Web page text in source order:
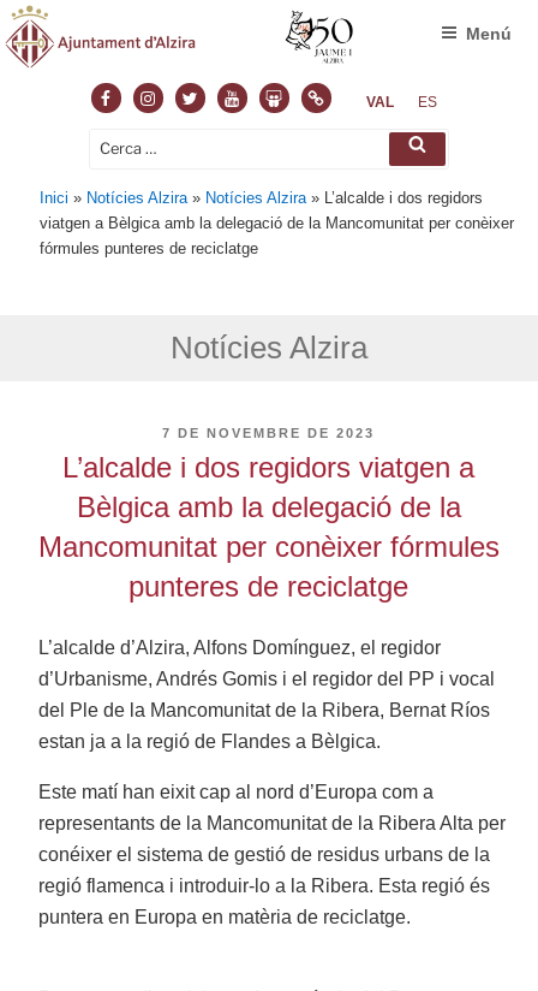
FacebookInstagram
TwitterYoutubeSlideshare
NormasVAL ES
Cerca: Cerca
Menú
Inici » Notícies Alzira » Notícies Alzira » L’alcalde i dos regidors
viatgen a Bèlgica amb la delegació de la Mancomunitat per conèixer
fórmules punteres de reciclatge
Notícies Alzira
PUBLICAT
7 DE NOVEMBRE DE 2023
L’alcalde i dos regidors viatgen a
Bèlgica amb la delegació de la
Mancomunitat per conèixer fórmules
punteres de reciclatge
L’alcalde d’Alzira, Alfons Domínguez, el regidor
d’Urbanisme, Andrés Gomis i el regidor del PP i vocal
del Ple de la Mancomunitat de la Ribera, Bernat Ríos
estan ja a la regió de Flandes a Bèlgica.
Este matí han eixit cap al nord d’Europa com a
representants de la Mancomunitat de la Ribera Alta per
conéixer el sistema de gestió de residus urbans de la
regió flamenca i introduir-lo a la Ribera. Esta regió és
puntera en Europa en matèria de reciclatge.